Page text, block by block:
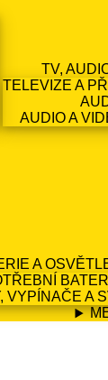
TV,
TELEVIZE A
AUDIO A
A
VYPÍNAČE A